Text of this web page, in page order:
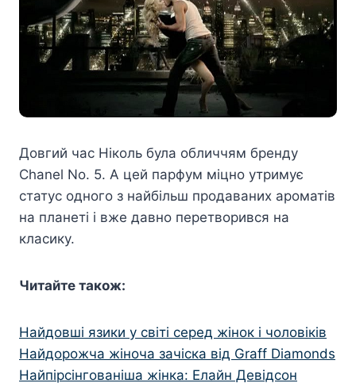
Довгий час Ніколь була обличчям бренду
Chanel No. 5. А цей парфум міцно утримує
статус одного з найбільш продаваних ароматів
на планеті і вже давно перетворився на
класику.
Читайте також:
Найдовші язики у світі серед жінок і чоловіків
Найдорожча жіноча зачіска від Graff Diamonds
Найпірсінгованіша жінка: Елайн Девідсон